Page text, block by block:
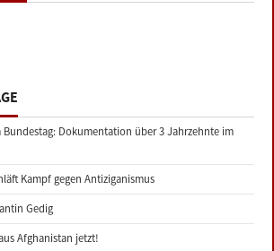
Bundestag: Dokumentation über 3 Jahrzehnte im
Kampf gegen Antiziganismus
Gedig
Afghanistan jetzt!